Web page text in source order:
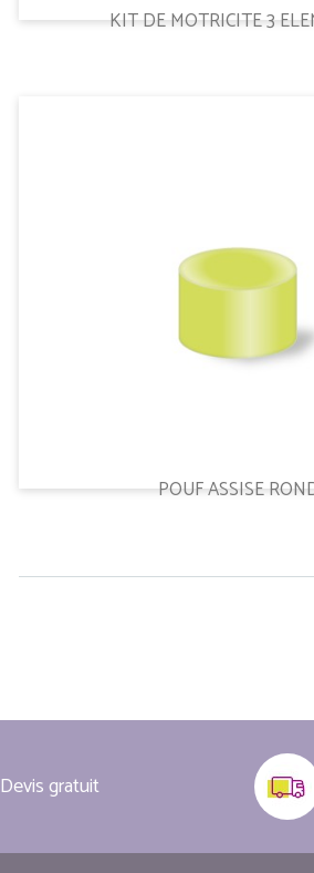
KIT DE MOTRICITE 3
POUF ASSISE
Devis gratuit